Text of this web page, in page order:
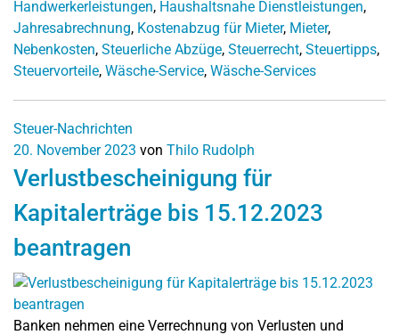
Handwerkerleistungen, Haushaltsnahe Dienstleistungen,
Jahresabrechnung, Kostenabzug für Mieter, Mieter,
Nebenkosten, Steuerliche Abzüge, Steuerrecht, Steuertipps,
Steuervorteile, Wäsche-Service, Wäsche-Services
Steuer-Nachrichten
20. November 2023 von Thilo Rudolph
Verlustbescheinigung für
Kapitalerträge bis 15.12.2023
beantragen
Banken nehmen eine Verrechnung von Verlusten und